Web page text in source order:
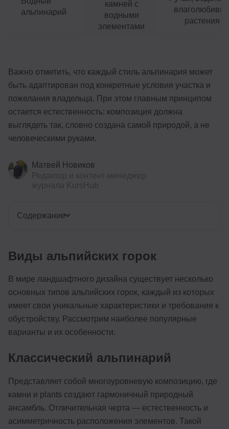
альпинарий
камней с
водными
элементами
растения
Важно отметить, что каждый стиль альпинария может
быть адаптирован под конкретные условия участка и
пожелания владельца. При этом главным принципом
остается естественность: композиция должна
выглядеть так, словно создана самой природой, а не
человеческими руками.
Матвей Новиков
Содержание
Виды альпийских горок
В мире ландшафтного дизайна существует несколько
основных типов альпийских горок, каждый из которых
имеет свои уникальные характеристики и требования к
обустройству. Рассмотрим наиболее популярные
варианты и их особенности.
Классический альпинарий
Представляет собой многоуровневую композицию, где
камни и plants создают гармоничный природный
ансамбль. Отличительная черта — естественность и
асимметричность расположения элементов. Такой